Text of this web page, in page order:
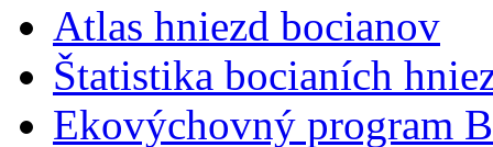
Atlas hniezd bocianov
Štatistika bocianích
Ekovýchovný program